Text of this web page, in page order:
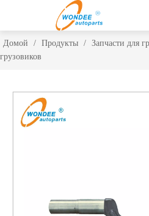
Домой / Продукты / Запчасти для
грузовиков